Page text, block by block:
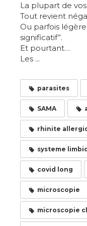
La plupart de
Tout revient
Ou parfois
significatif”.
Et pourtant…
Les ...
parasites
SAMA
rhinite
systeme
covid long
microscopie
microscopie